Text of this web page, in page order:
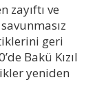
zayıftı ve
geri
Bakü Kızıl
yeniden